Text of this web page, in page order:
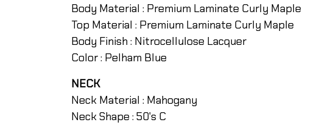
Body Material : Premium Laminate Curly Maple
Top Material : Premium Laminate Curly Maple
Body Finish : Nitrocellulose Lacquer
Color : Pelham Blue
NECK
Neck Material : Mahogany
Neck Shape : 50's C